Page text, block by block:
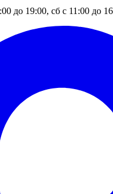
до 19:00, сб с 11:00 до